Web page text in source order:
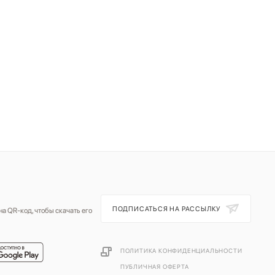
QR-код, чтобы скачать его
ПОДПИСАТЬСЯ НА РАССЫЛКУ
ПОЛИТИКА КОНФИДЕНЦИАЛЬНОСТИ
ПУБЛИЧНАЯ ОФЕРТА